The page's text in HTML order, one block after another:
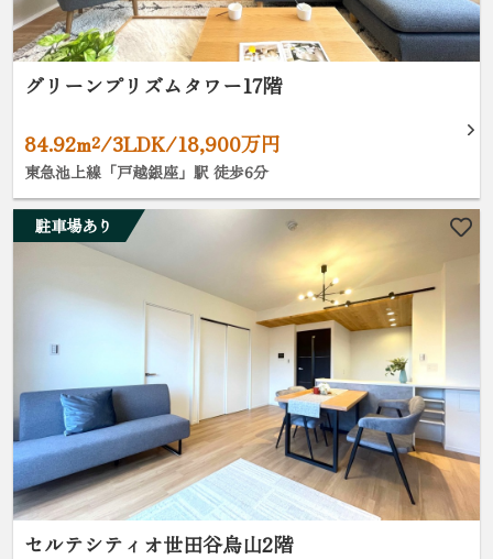
グリーンプリズムタワー17階
84.92m²/3LDK/18,900万円
東急池上線「戸越銀座」駅 徒歩6分
駐車場あり
セルテシティオ世田谷烏山2階